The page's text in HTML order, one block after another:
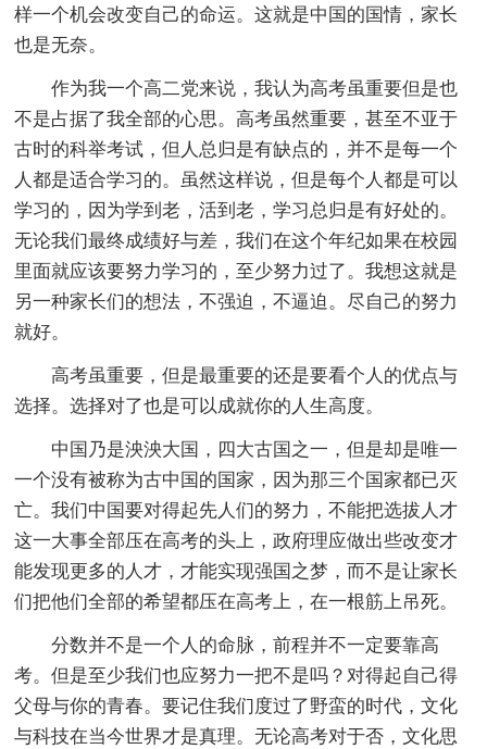
样一个机会改变自己的命运。这就是中国的国情，家长
也是无奈。
作为我一个高二党来说，我认为高考虽重要但是也
不是占据了我全部的心思。高考虽然重要，甚至不亚于
古时的科举考试，但人总归是有缺点的，并不是每一个
人都是适合学习的。虽然这样说，但是每个人都是可以
学习的，因为学到老，活到老，学习总归是有好处的。
无论我们最终成绩好与差，我们在这个年纪如果在校园
里面就应该要努力学习的，至少努力过了。我想这就是
另一种家长们的想法，不强迫，不逼迫。尽自己的努力
就好。
高考虽重要，但是最重要的还是要看个人的优点与
选择。选择对了也是可以成就你的人生高度。
中国乃是泱泱大国，四大古国之一，但是却是唯一
一个没有被称为古中国的国家，因为那三个国家都已灭
亡。我们中国要对得起先人们的努力，不能把选拔人才
这一大事全部压在高考的头上，政府理应做出些改变才
能发现更多的人才，才能实现强国之梦，而不是让家长
们把他们全部的希望都压在高考上，在一根筋上吊死。
分数并不是一个人的命脉，前程并不一定要靠高
考。但是至少我们也应努力一把不是吗？对得起自己得
父母与你的青春。要记住我们度过了野蛮的时代，文化
与科技在当今世界才是真理。无论高考对于否，文化思